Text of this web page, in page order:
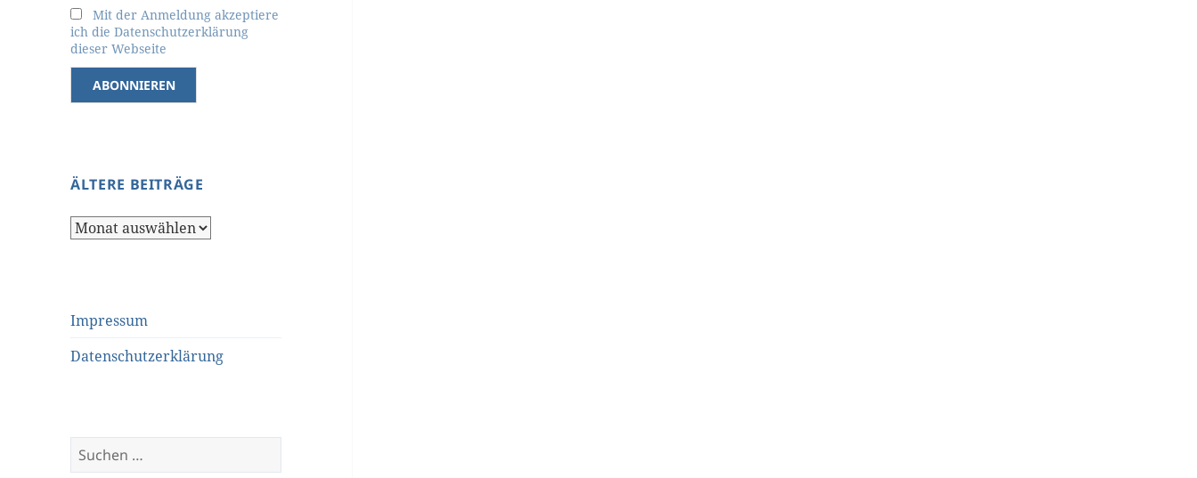
Mit der Anmeldung akzeptiere
ich die Datenschutzerklärung
dieser Webseite
ÄLTERE BEITRÄGE
Ältere
Impressum
Datenschutzerklärung
Suchen
nach: